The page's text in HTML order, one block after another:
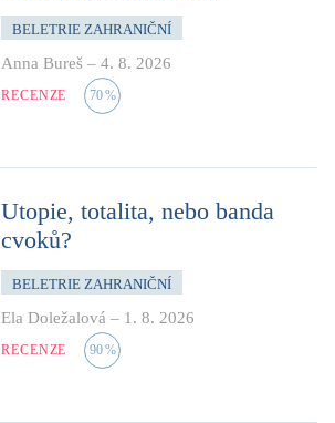
BELETRIE ZAHRANIČNÍ
Anna Bureš – 4. 8. 2026
RECENZE 70%
Utopie, totalita, nebo banda
cvoků?
BELETRIE ZAHRANIČNÍ
Ela Doležalová – 1. 8. 2026
RECENZE 90%